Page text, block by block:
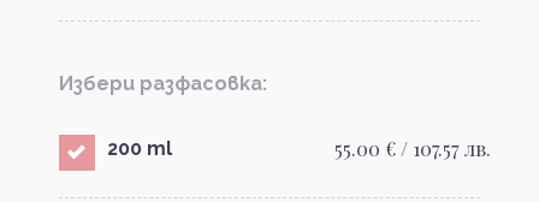
Избери разфасовка:
200 ml 55.00 € / 107.57 лв.